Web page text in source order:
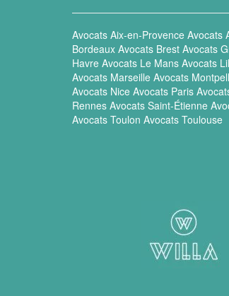
Avocats Aix-en-Provence Avocats
Bordeaux Avocats Brest Avocats
Havre Avocats Le Mans Avocats
Avocats Marseille Avocats
Avocats Nice Avocats Paris
Rennes Avocats Saint-Étienne
Avocats Toulon Avocats Toulouse